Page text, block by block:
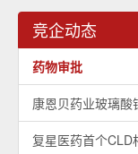
竞企动态
药物审批
康恩贝药业玻璃酸
复星医药首个